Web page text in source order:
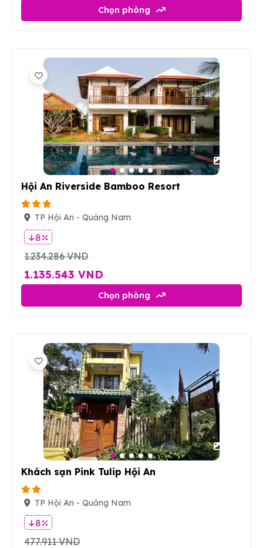
Chọn phòng
Hội An Riverside Bamboo Resort
TP Hội An - Quảng Nam
8 %
1.234.286 VND
1.135.543 VND
Chọn phòng
Khách sạn Pink Tulip Hội An
TP Hội An - Quảng Nam
8 %
477.911 VND